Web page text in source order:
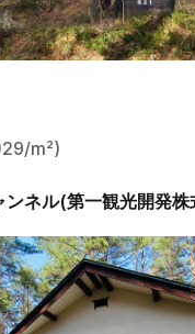
m²)
ンネル(第一観光開発株